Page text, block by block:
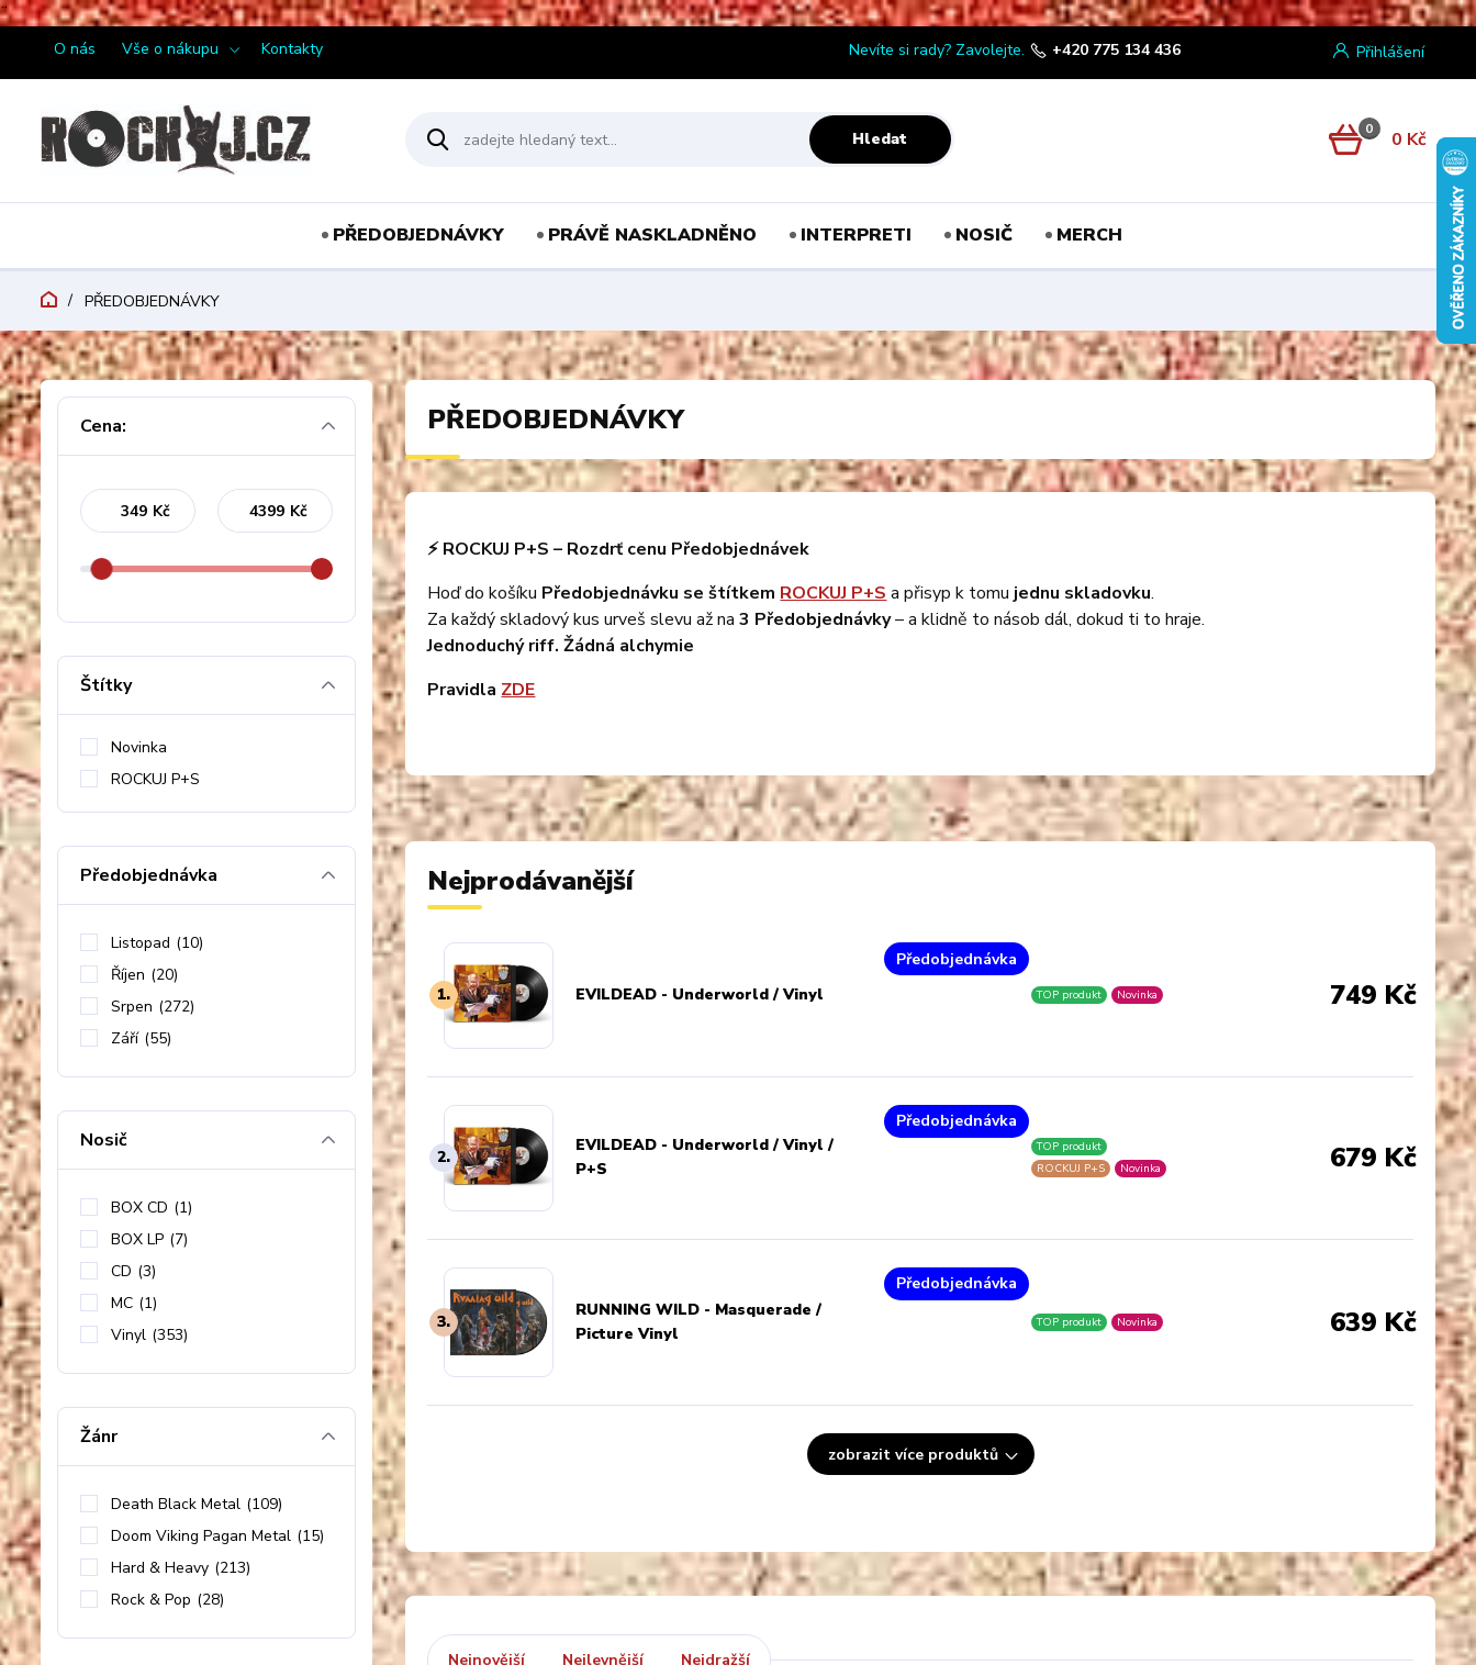
¨
O nás Vše o nákupu Kontakty Přihlášení
Hledat
Nevíte si rady? Zavolejte. +420 775 134 436
0 0 Kč
PŘEDOBJEDNÁVKY PRÁVĚ NASKLADNĚNO INTERPRETI NOSIČ MERCH
PŘEDOBJEDNÁVKY
PŘEDOBJEDNÁVKY
⚡️ ROCKUJ P+S – Rozdrť cenu Předobjednávek
Hoď do košíku Předobjednávku se štítkem ROCKUJ P+S a přisyp k tomu jednu skladovku.
Za každý skladový kus urveš slevu až na3 Předobjednávky– a klidně to násob dál, dokud ti to hraje.
Jednoduchý riff. Žádná alchymie
Pravidla ZDE
Nejprodávanější
1. EVILDEAD - Underworld / Vinyl
Předobjednávka
TOP produkt Novinka 749 Kč
2.
EVILDEAD - Underworld / Vinyl /
P+S
Předobjednávka
TOP produkt
ROCKUJ P+S
Novinka 679 Kč
3.
RUNNING WILD - Masquerade /
Picture Vinyl
Předobjednávka
TOP produkt Novinka 639 Kč
zobrazit více produktů
Nejnovější Nejlevnější Nejdražší
Cena:
Kč Kč
Štítky
Novinka
ROCKUJ P+S
Předobjednávka
Listopad (10)
Říjen (20)
Srpen (272)
Září (55)
Nosič
BOX CD (1)
BOX LP (7)
CD (3)
MC (1)
Vinyl (353)
Žánr
Death Black Metal (109)
Doom Viking Pagan Metal (15)
Hard & Heavy (213)
Rock & Pop (28)